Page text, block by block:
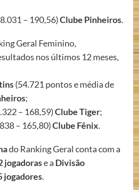
– 190,56)Clube Pinheiros.
Geral Feminino,
nos últimos 12 meses,
(54.721 pontos e média de
;
– 168,59)Clube Tiger;
– 165,80)Clube Fênix.
do Ranking Geral conta com a
jogadorase a Divisão
jogadores.